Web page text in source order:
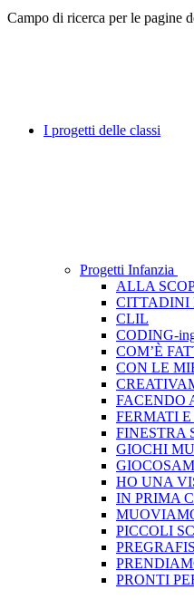
Campo di ricerca per le pagine
I progetti delle classi
Progetti Infanzia
ALLA
CITTADINI
CLIL
CODING-
COM’È
CON LE
FACENDO
FERMATI
FINESTRA
GIOCHI
HO UNA
IN PRIMA
PICCOLI
PRONTI